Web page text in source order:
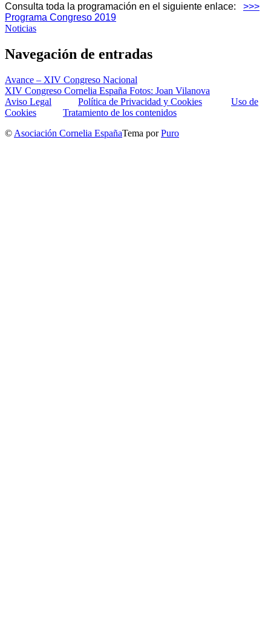
Consulta toda la programación en el siguiente enlace: >>>
Programa Congreso 2019
Noticias
Navegación de entradas
Avance – XIV Congreso Nacional
XIV Congreso Cornelia España Fotos: Joan Vilanova
Aviso Legal
Política de Privacidad y Cookies
Uso de
Cookies
Tratamiento de los contenidos
© Asociación Cornelia EspañaTema porPuro